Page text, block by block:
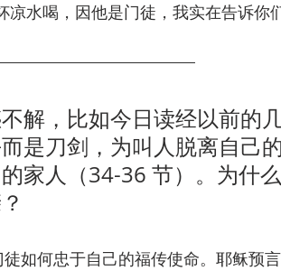
凉水喝，因他是门徒，我实在告诉你
解，比如今日读经以前的
是刀剑，为叫人脱离自己
家人（34-36 节）。为什
如何忠于自己的福传使命。耶稣预